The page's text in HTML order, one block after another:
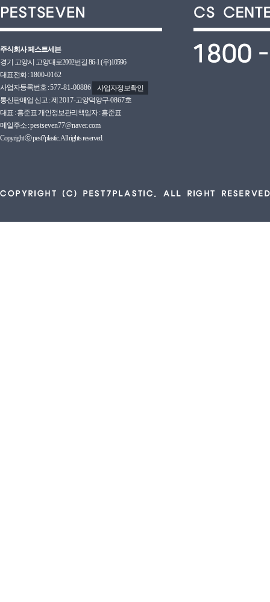
주식회사 페스트세븐
경기 고양시 고양대로2002번길 86-1 (우)10596
대표전화 :1800-0162
사업자등록번호 :577-81-00886
사업자정보확인
통신판매업 신고 : 제 2017-고양덕양구-0867호
대표 : 홍준표 개인정보관리책임자 : 홍준표
메일주소 :pestseven77@naver.com
Copyright ⓒ pest7plastic. All rights reserved.